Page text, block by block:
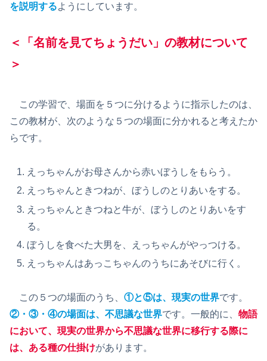
を説明するようにしています。
＜「名前を見てちょうだい」の教材について
＞
この学習で、場面を５つに分けるように指示したのは、
この教材が、次のような５つの場面に分かれると考えたか
らです。
えっちゃんがお母さんから赤いぼうしをもらう。
えっちゃんときつねが、ぼうしのとりあいをする。
えっちゃんときつねと牛が、ぼうしのとりあいをす
る。
ぼうしを食べた大男を、えっちゃんがやっつける。
えっちゃんはあっこちゃんのうちにあそびに行く。
この５つの場面のうち、 ①と⑤は、現実の世界です。
②・③・④の場面は、不思議な世界です。一般的に、 物語
において、現実の世界から不思議な世界に移行する際に
は、ある種の仕掛けがあります。